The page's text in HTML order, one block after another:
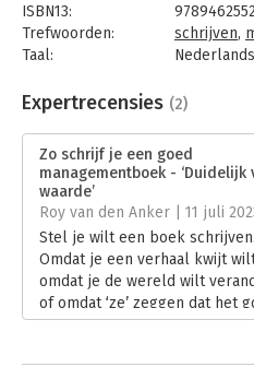
goede structuur opzet en hoe
past - dat en meer lees je
waard: je groeit niet alleen als
deskundige. Er is maar één ding
een boek, en dat is het schrijven
ISBN13:
Trefwoorden:
schrijven,
Taal:
Nederlands
Beveiliging:
none
Aantal pagina's:
Uitgever:
Bookora
Druk:
Verschijningsdatum:
23-6-2020
Hoofdrubriek:
Expertrecensies (2)
Zo schrijf je een goed
managementboek - ‘Duidelijk
waarde’
Roy van den Anker | 11 juli
Stel je wilt een boek schrijven.
Omdat je een verhaal kwijt
omdat je de wereld wilt
of omdat ‘ze’ zeggen dat het
voor de marketing van je
staat. Eigenlijk maakt het niet